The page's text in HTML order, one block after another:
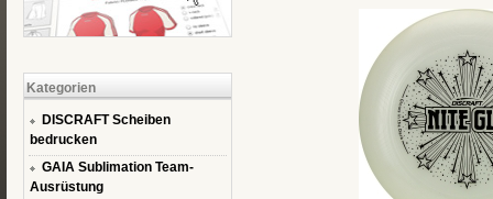
Kategorien
DISCRAFT Scheiben
bedrucken
GAIA Sublimation Team-
Ausrüstung